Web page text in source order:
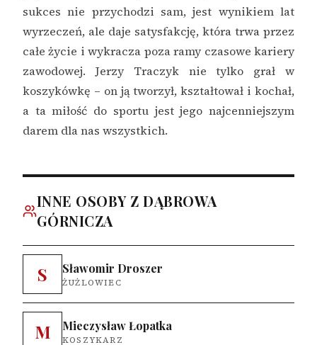
sukces nie przychodzi sam, jest wynikiem lat
wyrzeczeń, ale daje satysfakcję, która trwa przez
całe życie i wykracza poza ramy czasowe kariery
zawodowej. Jerzy Traczyk nie tylko grał w
koszykówkę – on ją tworzył, kształtował i kochał,
a ta miłość do sportu jest jego najcenniejszym
darem dla nas wszystkich.
INNE OSOBY Z DĄBROWA
GÓRNICZA
S Sławomir Droszer
ŻUŻLOWIEC
M Mieczysław Łopatka
KOSZYKARZ